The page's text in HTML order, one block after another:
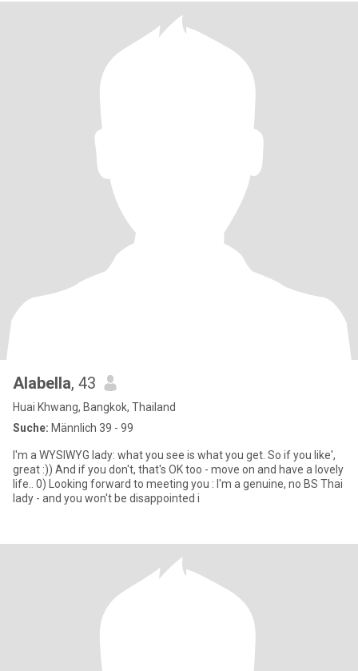
Alabella, 43
Huai Khwang, Bangkok, Thailand
Suche: Männlich 39 - 99
I'm a WYSIWYG lady: what you see is what you get. So if you like',
great :)) And if you don't, that's OK too - move on and have a lovely
life.. 0) Looking forward to meeting you : I'm a genuine, no BS Thai
lady - and you won't be disappointed i